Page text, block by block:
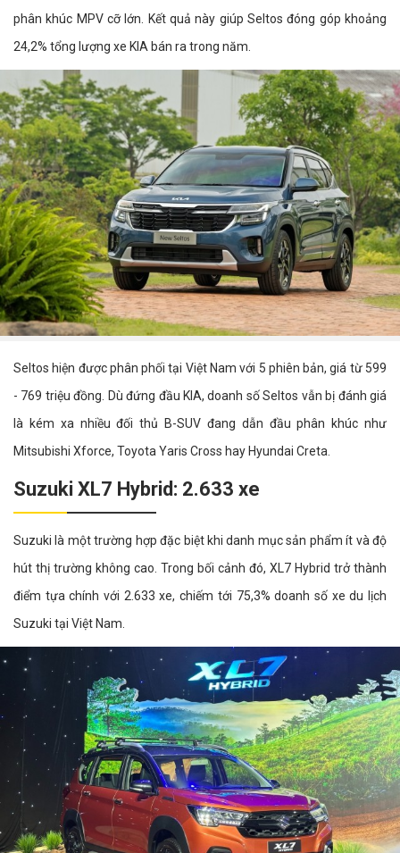
phân khúc MPV cỡ lớn. Kết quả này giúp Seltos đóng góp khoảng
24,2% tổng lượng xe KIA bán ra trong năm.
Seltos hiện được phân phối tại Việt Nam với 5 phiên bản, giá từ 599
- 769 triệu đồng. Dù đứng đầu KIA, doanh số Seltos vẫn bị đánh giá
là kém xa nhiều đối thủ B-SUV đang dẫn đầu phân khúc như
Mitsubishi Xforce, Toyota Yaris Cross hay Hyundai Creta.
Suzuki XL7 Hybrid: 2.633 xe
Suzuki là một trường hợp đặc biệt khi danh mục sản phẩm ít và độ
hút thị trường không cao. Trong bối cảnh đó, XL7 Hybrid trở thành
điểm tựa chính với 2.633 xe, chiếm tới 75,3% doanh số xe du lịch
Suzuki tại Việt Nam.